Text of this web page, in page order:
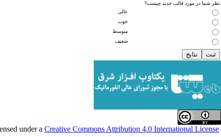
نظر شما در مورد قالب جدید چیست؟
عالی
خوب
متوسط
ضعیف
Creative Commons Attribution 4.0 International License